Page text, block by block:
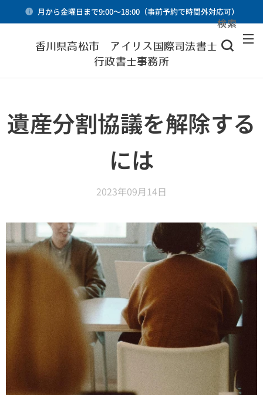
月から金曜日まで9:00～18:00（事前予約で時間外対応可）
香川県高松市 アイリス国際司法書士・
行政書士事務所
検索
遺産分割協議を解除する
には
2023年09月14日